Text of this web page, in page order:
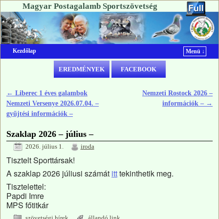
Magyar Postagalamb Sportszövetség
Kezdőlap Menü ↓
Ugrás a főtartalomra
Ugrás a másodlagos tartalomra
EREDMÉNYEK FACEBOOK
Bejegyzés navigáció
← Liberec 1 éves galambok
Nemzeti Versenye 2026.07.04. –
gyűjtési információk –
Nemzeti Rostock 2026 –
információk – →
Szaklap 2026 – július –
2026. július 1. iroda
Tisztelt Sporttársak!
A szaklap 2026 júliusi számát itttekinthetik meg.
Tisztelettel:
Papdi Imre
MPS főtitkár